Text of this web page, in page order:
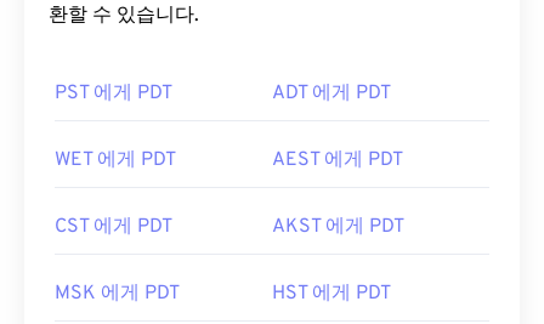
환할 수 있습니다.
PST 에게 PDT ADT 에게 PDT
WET 에게 PDT AEST 에게 PDT
CST 에게 PDT AKST 에게 PDT
MSK 에게 PDT HST 에게 PDT